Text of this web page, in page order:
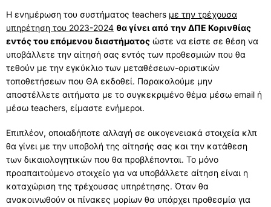
ΔΙΟΙΚΗΣΗ
ΟΡΓΑΝΟΓΡΑΜΜΑ
ΔΙΕΥΘΥΝΤΗΣ
ΠΥΣΠΕ
ΣΧΟΛΕΙΑ
ΣΧΟΛΕΙΑ
ΧΩΡΟΤΑΞΙΚΗ ΚΑΤΑΝΟΜΗ
ΧΩΡΟΤΑΞΙΚΗ ΚΑΤΑΝΟΜΗ
e-ΧΑΡΤΗΣ
ΠΕΡΙΦΕΡΕΙΕΣ ΣΧΟΛΕΙΩΝ
ΣΤΟΙΧΕΙΑ ΣΧΟΛΙΚΩΝ ΜΟΝΑΔΩΝ
ΟΜΑΔΕΣ ΣΧΟΛΕΙΩΝ
ΚΑΤΗΓΟΡΙΕΣ ΜΟΡΙΑ
ΟΡΓΑΝΙΚΟΤΗΤΑ ΣΧΟΛΙΚΩΝ ΜΟΝΑΔΩΝ
ΣΥΜΒΟΥΛΟΙ ΕΚΠΑΙΔΕΥΣΗΣ
ΙΔΙΩΤΙΚΗ ΕΚΠΑΙΔΕΥΣΗ
ΕΚΔΡΟΜΕΣ
ΕΚΠΑΙΔΕΥΤΙΚΟΙ
ΕΚΠΑΙΔΕΥΤΙΚΟΙ
ΠΡΟΣΛΗΨΕΙΣ – ΔΙΟΡΙΣΜΟΙ
ΤΟΠΟΘΕΤΗΣΕΙΣ
ΜΕΤΑΘΕΣΕΙΣ
ΑΠΟΣΠΑΣΕΙΣ
ΜΕΛΕΤΕΣ – ΔΡΑΣΕΙΣ
ΜΕΛΕΤΕΣ – ΔΡΑΣΕΙΣ
ΚΑΙΝΟΤΟΜΕΣ ΔΡΑΣΕΙΣ
ΣΥΝΕΔΡΙΟ
ΕΠΟΠΤΡΙΑ-ΣΥΜΒΟΥΛΟΙ
ΕΠΙΜΟΡΦΩΣΕΙΣ ΕΠΟΠΤΡΙΑΣ ΠΟΙΟΤΗΤΑΣ
ΕΠΙΜΟΡΦΩΣΕΙΣ ΣΥΜΒΟΥΛΩΝ ΕΚΠΑΙΔΕΥΣΗΣ
ΣΩΜΑ ΣΥΜΒΟΥΛΩΝ ΕΚΠΑΙΔΕΥΣΗΣ
ΟΙΚΟΝΟΜΙΚΑ
ΟΙΚΟΝΟΜΙΚΑ
ΜΙΣΘΟΔΟΣΙΑ
ERASMUS+
ΕΠΙΚΟΙΝΩΝΙΑ
Η ενημέρωση του συστήματος teachers με την τρέχουσα
υπηρέτηση του 2023-2024 θα γίνει από την ΔΠΕ Κορινθίας
εντός του επόμενου διαστήματος ώστε να είστε σε θέση να
υποβάλλετε την αίτησή σας εντός των προθεσμιών που θα
τεθούν με την εγκύκλιο των μεταθέσεων-οριστικών
τοποθετήσεων που ΘΑ εκδοθεί. Παρακαλούμε μην
αποστέλλετε αιτήματα με το συγκεκριμένο θέμα μέσω email ή
μέσω teachers, είμαστε ενήμεροι.
Επιπλέον, οποιαδήποτε αλλαγή σε οικογενειακά στοιχεία κλπ
θα γίνει με την υποβολή της αίτησής σας και την κατάθεση
των δικαιολογητικών που θα προβλέπονται. Το μόνο
προαπαιτούμενο στοιχείο για να υποβάλλετε αίτηση είναι η
καταχώριση της τρέχουσας υπηρέτησης. Όταν θα
ανακοινωθούν οι πίνακες μορίων θα υπάρχει προθεσμία για